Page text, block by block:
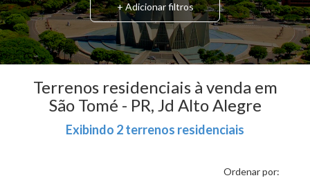
+ Adicionar filtros
Terrenos residenciais à venda em
São Tomé - PR, Jd Alto Alegre
Exibindo 2 terrenos residenciais
Ordenar por: